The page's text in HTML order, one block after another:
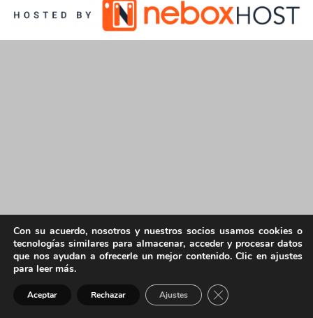
Con su acuerdo, nosotros y nuestros socios usamos cookies o
tecnologías similares para almacenar, acceder y procesar datos
que nos ayudan a ofrecerle un mejor contenido. Clic en ajustes
para leer más.
Aceptar Rechazar Ajustes Cerrar el banner de